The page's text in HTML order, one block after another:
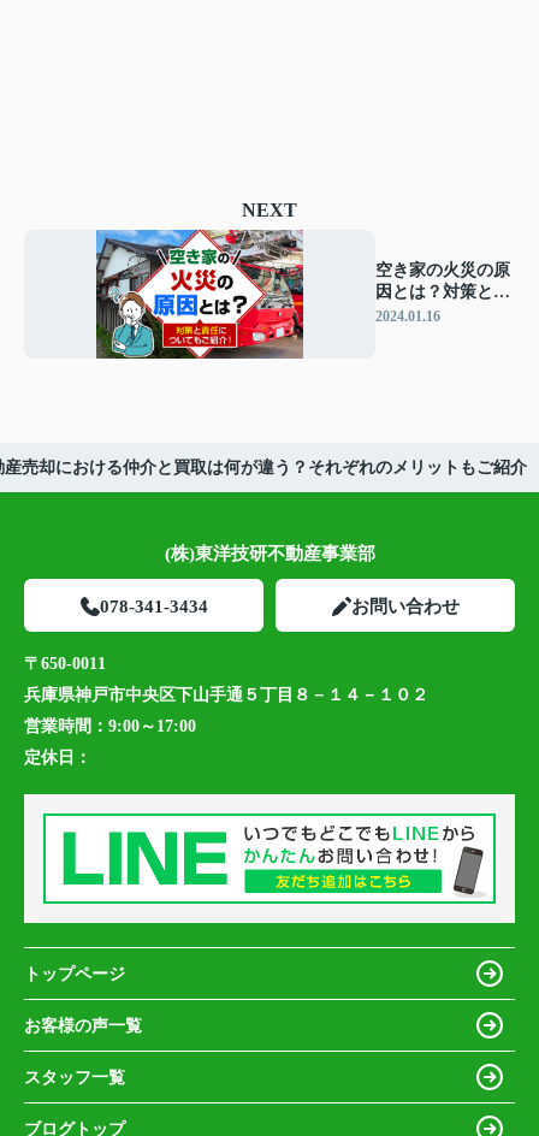
NEXT
空き家の火災の原
因とは？対策と責
任についてもご紹
2024.01.16
産売却における仲介と買取は何が違う？それぞれのメリットもご紹介
(株)東洋技研不動産事業部
078-341-3434 お問い合わせ
〒650-0011
兵庫県神戸市中央区下山手通５丁目８－１４－１０２
営業時間： 9:00～17:00
定休日：
トップページ
お客様の声一覧
スタッフ一覧
ブログトップ